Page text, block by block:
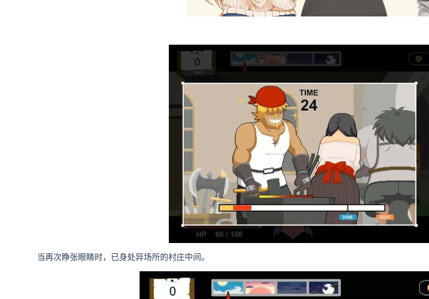
当再次睁张眼睛时，已身处异场所的村庄中间。